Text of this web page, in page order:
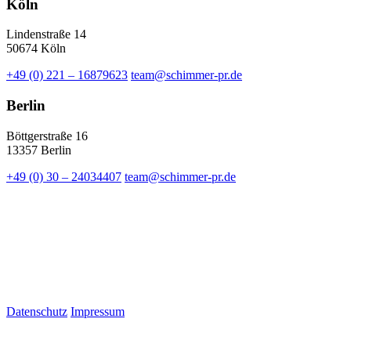
Köln
Lindenstraße 14
50674 Köln
+49 (0) 221 – 16879623 team@schimmer-pr.de
Berlin
Böttgerstraße 16
13357 Berlin
+49 (0) 30 – 24034407 team@schimmer-pr.de
Datenschutz Impressum